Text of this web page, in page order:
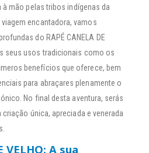
mão pelas tribos indígenas da
encantadora, vamos
do RAPÉ CANELA DE
seus usos tradicionais como os
benefícios que oferece, bem
para abraçares plenamente o
No final desta aventura, serás
única, apreciada e venerada
VELHO: A sua